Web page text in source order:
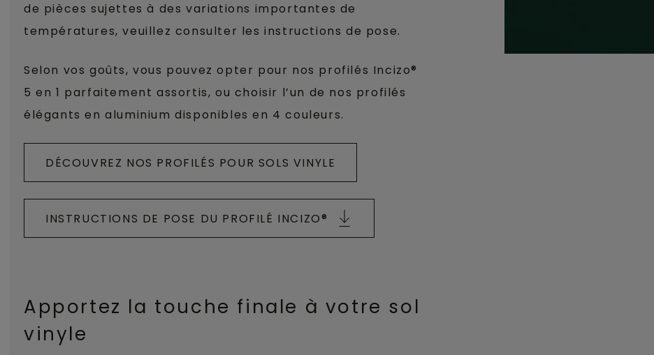
de pièces sujettes à des variations importantes de
températures, veuillez consulter les instructions de pose.
Selon vos goûts, vous pouvez opter pour nos profilés Incizo®
5 en 1 parfaitement assortis, ou choisir l’un de nos profilés
élégants en aluminium disponibles en 4 couleurs.
DÉCOUVREZ NOS PROFILÉS POUR SOLS VINYLE
INSTRUCTIONS DE POSE DU PROFILÉ INCIZO®
Apportez la touche finale à votre sol
vinyle